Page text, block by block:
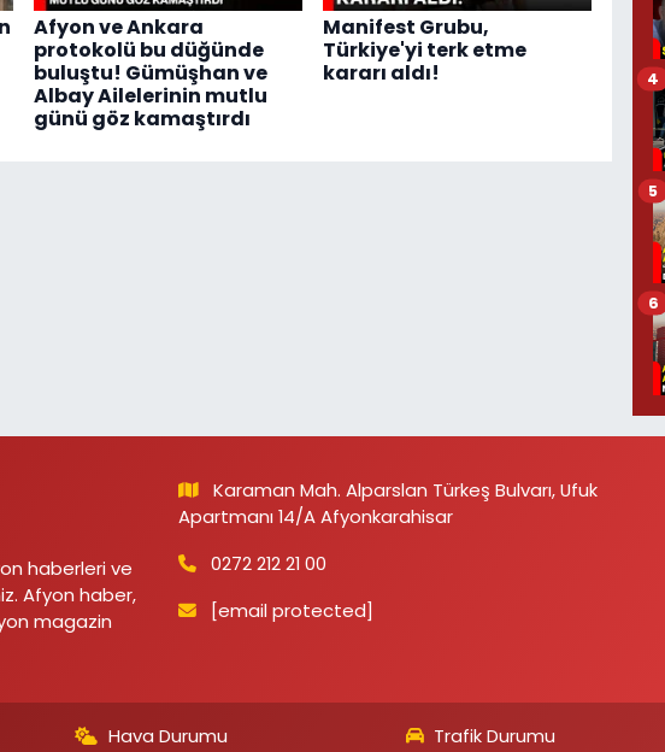
Afyon ve Ankara
protokolü bu düğünde
buluştu! Gümüşhan ve
Albay Ailelerinin mutlu
günü göz kamaştırdı
Manifest Grubu,
Türkiye'yi terk etme
kararı aldı!
4
5
6
haberleri ve
Afyon haber,
magazin
Karaman Mah. Alparslan Türkeş Bulvarı, Ufuk
Apartmanı 14/A Afyonkarahisar
0272 212 21 00
[email protected]
Hava Durumu Trafik Durumu